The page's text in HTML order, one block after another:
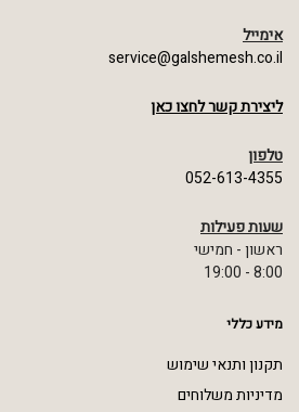
אימייל
service@galshemesh.co.il
ליצירת קשר לחצו כאן
טלפון
052-613-4355
שעות פעילות
ראשון - חמישי
8:00 - 19:00
מידע כללי
תקנון ותנאי שימוש
מדיניות משלוחים